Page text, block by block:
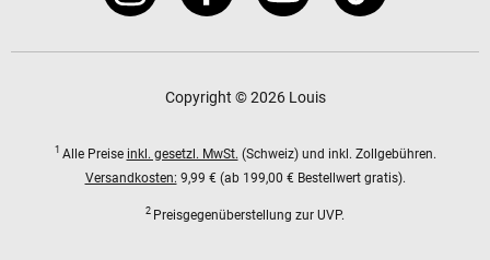
Copyright © 2026 Louis
1 Alle Preise inkl. gesetzl. MwSt. (Schweiz) und inkl. Zollgebühren.
Versandkosten: 9,99 € (ab 199,00 € Bestellwert gratis).
2 Preisgegenüberstellung zur UVP.